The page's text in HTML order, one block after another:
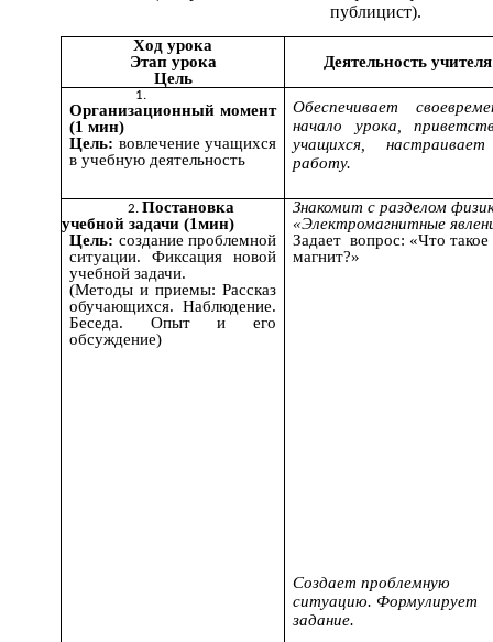
публицист).
Ход урока
Этап урока
Цель
Деятельность учителя
Организационный момент
(1 мин)
Цель: вовлечение учащихся
в учебную деятельность
Обеспечивает
начало урока,
учащихся,
работу.
Постановка
учебной задачи (1мин)
Цель: создание проблемной
ситуации. Фиксация новой
учебной задачи.
(Методы и приемы: Рассказ
обучающихся. Наблюдение.
Беседа. Опыт и его
обсуждение)
Знакомит с разделом
«Электромагнитные
Задает вопрос: «Что такое
магнит?»
Создает проблемную
ситуацию. Формулирует
задание.